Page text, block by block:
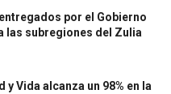
por el Gobierno
las subregiones del Zulia
y Vida alcanza un 98% en la